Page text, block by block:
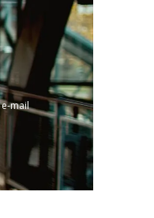
mail